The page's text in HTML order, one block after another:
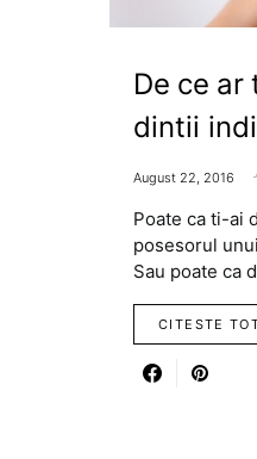
De ce
dintii
August 22, 2016
Poate ca ti-ai
posesorul
Sau poate ca
CITESTE